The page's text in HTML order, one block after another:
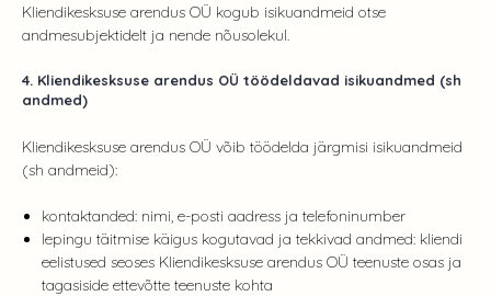
Kliendikesksuse arendus OÜ kogub isikuandmeid otse
andmesubjektidelt ja nende nõusolekul.
4. Kliendikesksuse arendus OÜ töödeldavad isikuandmed (sh
andmed)
Kliendikesksuse arendus OÜ võib töödelda järgmisi isikuandmeid
(sh andmeid):
kontaktanded: nimi, e-posti aadress ja telefoninumber
lepingu täitmise käigus kogutavad ja tekkivad andmed: kliendi
eelistused seoses Kliendikesksuse arendus OÜ teenuste osas ja
tagasiside ettevõtte teenuste kohta